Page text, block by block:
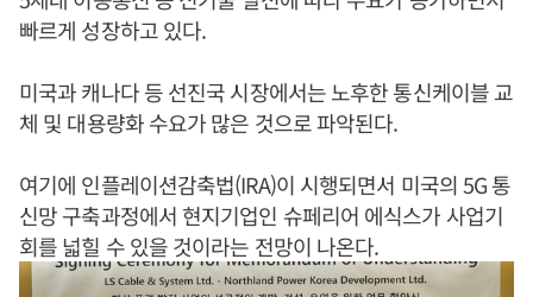
빠르게 성장하고 있다.
미국과 캐나다 등 선진국 시장에서는 노후한 통신케이블 교
체 및 대용량화 수요가 많은 것으로 파악된다.
여기에 인플레이션감축법(IRA)이 시행되면서 미국의 5G 통
신망 구축과정에서 현지기업인 슈페리어 에식스가 사업기
회를 넓힐 수 있을 것이라는 전망이 나온다.